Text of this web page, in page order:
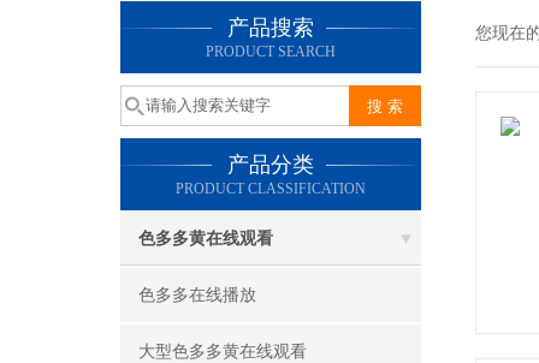
产品搜索
PRODUCT SEARCH
产品分类
PRODUCT CLASSIFICATION
色多多黄在线观看
色多多在线播放
大型色多多黄在线观看
您现在的